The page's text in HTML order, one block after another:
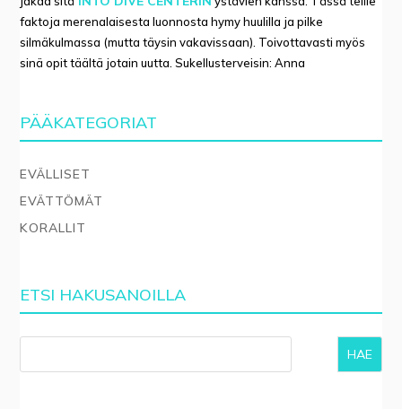
faktoja merenalaisesta luonnosta hymy huulilla ja pilke
silmäkulmassa (mutta täysin vakavissaan). Toivottavasti myös
sinä opit täältä jotain uutta. Sukellusterveisin: Anna
PÄÄKATEGORIAT
EVÄLLISET
EVÄTTÖMÄT
KORALLIT
ETSI HAKUSANOILLA
HAE